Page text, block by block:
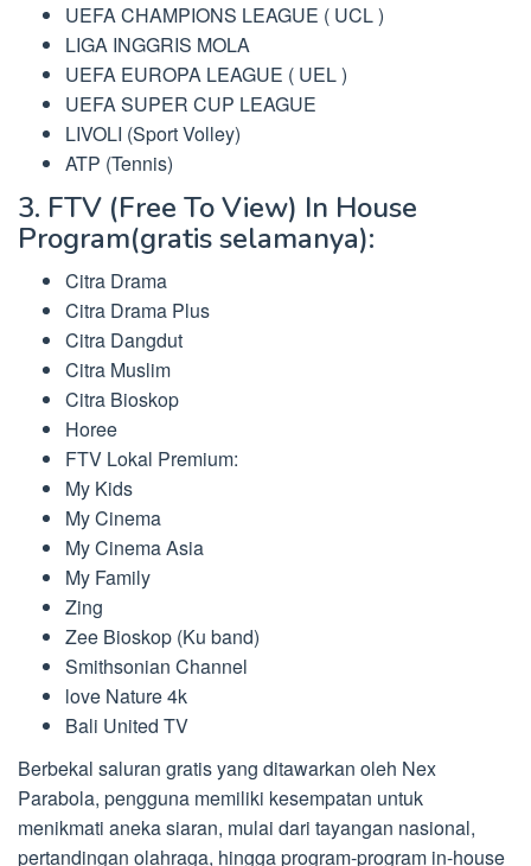
UEFA CHAMPIONS LEAGUE ( UCL )
LIGA INGGRIS MOLA
UEFA EUROPA LEAGUE ( UEL )
UEFA SUPER CUP LEAGUE
LIVOLI (Sport Volley)
ATP (Tennis)
3. FTV (Free To View) In House
Program(gratis selamanya):
Citra Drama
Citra Drama Plus
Citra Dangdut
Citra Muslim
Citra Bioskop
Horee
FTV Lokal Premium:
My Kids
My Cinema
My Cinema Asia
My Family
Zing
Zee Bioskop (Ku band)
Smithsonian Channel
love Nature 4k
Bali United TV
Berbekal saluran gratis yang ditawarkan oleh Nex
Parabola, pengguna memiliki kesempatan untuk
menikmati aneka siaran, mulai dari tayangan nasional,
pertandingan olahraga, hingga program-program in-house